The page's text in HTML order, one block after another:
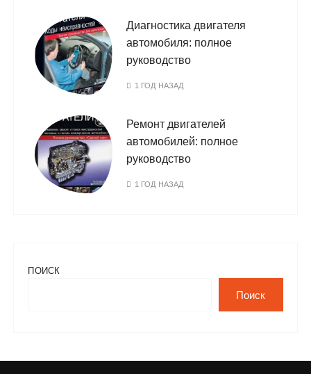
Диагностика двигателя
автомобиля: полное
руководство
1 ГОД НАЗАД
Ремонт двигателей
автомобилей: полное
руководство
1 ГОД НАЗАД
ПОИСК
Поиск